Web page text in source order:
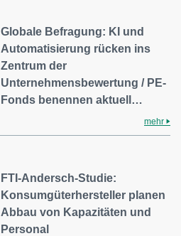
Globale Befragung: KI und
Automatisierung rücken ins
Zentrum der
Unternehmensbewertung / PE-
Fonds benennen aktuell…
mehr
FTI-Andersch-Studie:
Konsumgüterhersteller planen
Abbau von Kapazitäten und
Personal